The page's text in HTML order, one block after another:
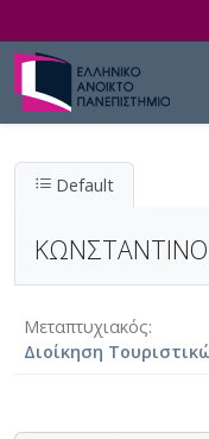
Default
Μεταπτυχιακός
Διοίκηση